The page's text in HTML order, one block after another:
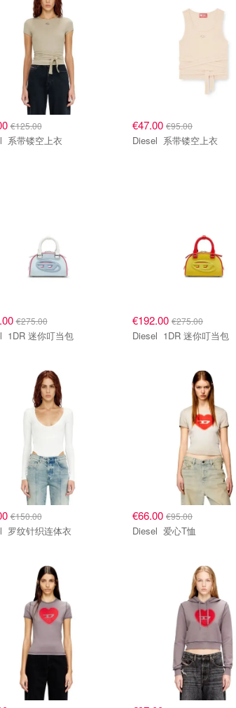
€125.00
Diesel 系带镂空上衣
€47.00 €95.00
Diesel 系带镂空上衣
€275.00
Diesel 1DR 迷你叮当包
€192.00 €275.00
Diesel 1DR 迷你叮当包
€150.00
Diesel 罗纹针织连体衣
€66.00 €95.00
Diesel 爱心T恤